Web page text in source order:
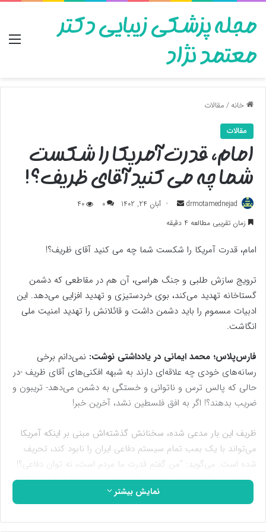
مجله پزشکی زیبایی دکتر
معتمد نژاد
خانه/مقالات
مقالات
امام، قدرت آمریکا را شکست
شما چه می کنید آقای ظریف؟!
drmotamednejad
ارسال
به
آبان 24, 1402 0
40
زمان تقریبی مطالعه 4 دقیقه
امام، قدرت آمریکا را شکست شما چه می کنید آقای ظریف؟!
ترویج سازش طلبی و جنگ هراسی، آن هم در مقاطعی که دشمن
گستاخانه تهدید می‌کند، بوی خردستیزی و تهدید افزایی می‌دهد. این
ادبیات مسموم را باید دشمن داشت و قائلانش را تهدید امنیت ملی
انگاشت.
فارس‌پلاس؛ محمد ایمانی در یادداشتی نوشت: نمی‌دانم برخی
رسانه‌های خودی چه علاقه‌ای دارند به شبهه افکنی‌های آقای ظریف -در
حالی که پالس ترس و ناتوانی و خستگی به دشمن می‌دهد- تریبون و
ضریب بدهند؟! اگر به افق فلسطین نشد، آخرین خبر!
ظریف این بار مدعی شده، سخنانش گذشته‌اش مبنی بر اینکه آمریکا
می‌تواند با یک بمب تمام سیستم دفاعی ایران را نابود کند، تحریف
شده است. می‌گوید: "من گفتم قدرت ما مردم است، نه توان دفاعی؟!
امروز هم می‌گویم، باز هم خواهم گفت، چون حرف امام(ره) است که
مردم پایه قدرت ما هستند. بد گفتم؟!".
ابتدا ببینیم ظریف،۱۲ آذر ۱۳۹۲ در دانشکده فنی دانشگاه تهران چه
نمایش بیشتر